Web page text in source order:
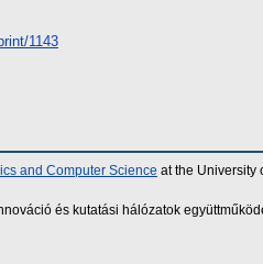
1143
and Computer Science at the University
és kutatási hálózatok